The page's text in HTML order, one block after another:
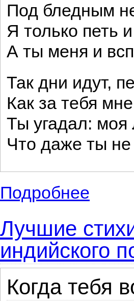
Под бледным
Я только петь
А ты меня и
Так дни идут,
Как за тебя
Ты угадал: моя
Что даже ты не
Подробнее
Лучшие
индийского
Когда тебя